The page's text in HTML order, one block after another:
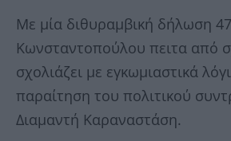
Με μία διθυραμβική δήλωση
Κωνσταντοπούλου πειτα από
σχολιάζει με εγκωμιαστικά
παραίτηση του πολιτικού
Διαμαντή Καραναστάση.